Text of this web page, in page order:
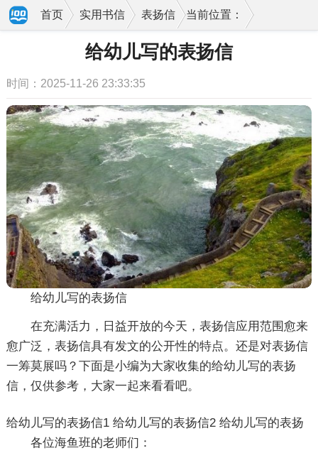
当前位置：
首页 实用书信 表扬信
给幼儿写的表扬信
时间：2025-11-26 23:33:35
给幼儿写的表扬信
在充满活力，日益开放的今天，表扬信应用范围愈来
愈广泛，表扬信具有发文的公开性的特点。还是对表扬信
一筹莫展吗？下面是小编为大家收集的给幼儿写的表扬
信，仅供参考，大家一起来看看吧。
给幼儿写的表扬信1
各位海鱼班的老师们：
给幼儿写的表扬信2 给幼儿写的表扬